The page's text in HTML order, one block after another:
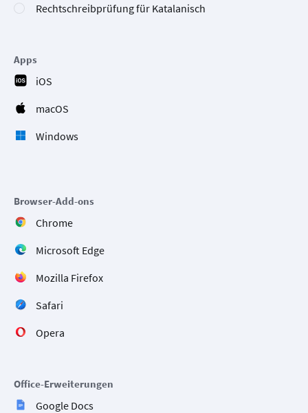
Rechtschreibprüfung für Katalanisch
Apps
iOS
macOS
Windows
Browser-Add-ons
Chrome
Microsoft Edge
Mozilla Firefox
Safari
Opera
Office-Erweiterungen
Google Docs